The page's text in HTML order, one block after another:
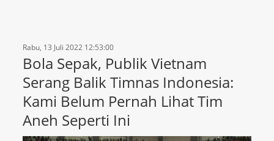
Rabu, 13 Juli 2022 12:53:00
Bola Sepak, Publik Vietnam
Serang Balik Timnas Indonesia:
Kami Belum Pernah Lihat Tim
Aneh Seperti Ini